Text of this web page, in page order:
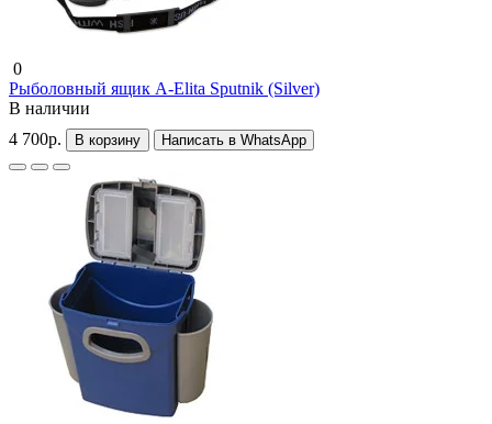
0
Рыболовный ящик A-Elita Sputnik (Silver)
В наличии
4 700р.
В корзину Написать в WhatsApp